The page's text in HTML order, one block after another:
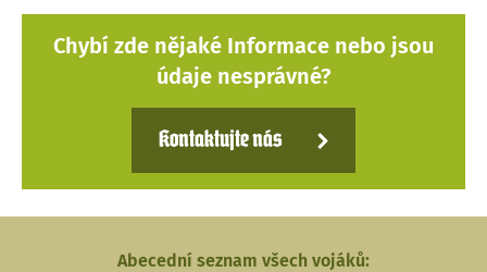
Chybí zde nějaké Informace nebo jsou
údaje nesprávné?
Kontaktujte nás
Abecední seznam všech vojáků: